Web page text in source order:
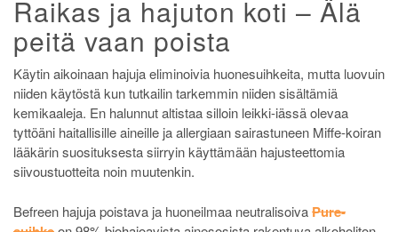
Raikas ja hajuton koti – Älä
peitä vaan poista
Käytin aikoinaan hajuja eliminoivia huonesuihkeita, mutta luovuin
niiden käytöstä kun tutkailin tarkemmin niiden sisältämiä
kemikaaleja. En halunnut altistaa silloin leikki-iässä olevaa
tyttöäni haitallisille aineille ja allergiaan sairastuneen Miffe-koiran
lääkärin suosituksesta siirryin käyttämään hajusteettomia
siivoustuotteita noin muutenkin.
Befreen hajuja poistava ja huoneilmaa neutralisoivaPure-